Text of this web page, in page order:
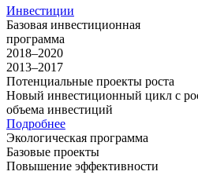
Инвестиции
Базовая инвестиционная
программа
2018–2020
2013–2017
Потенциальные проекты роста
Новый инвестиционный цикл с
объема инвестиций
Подробнее
Экологическая программа
Базовые проекты
Повышение эффективности